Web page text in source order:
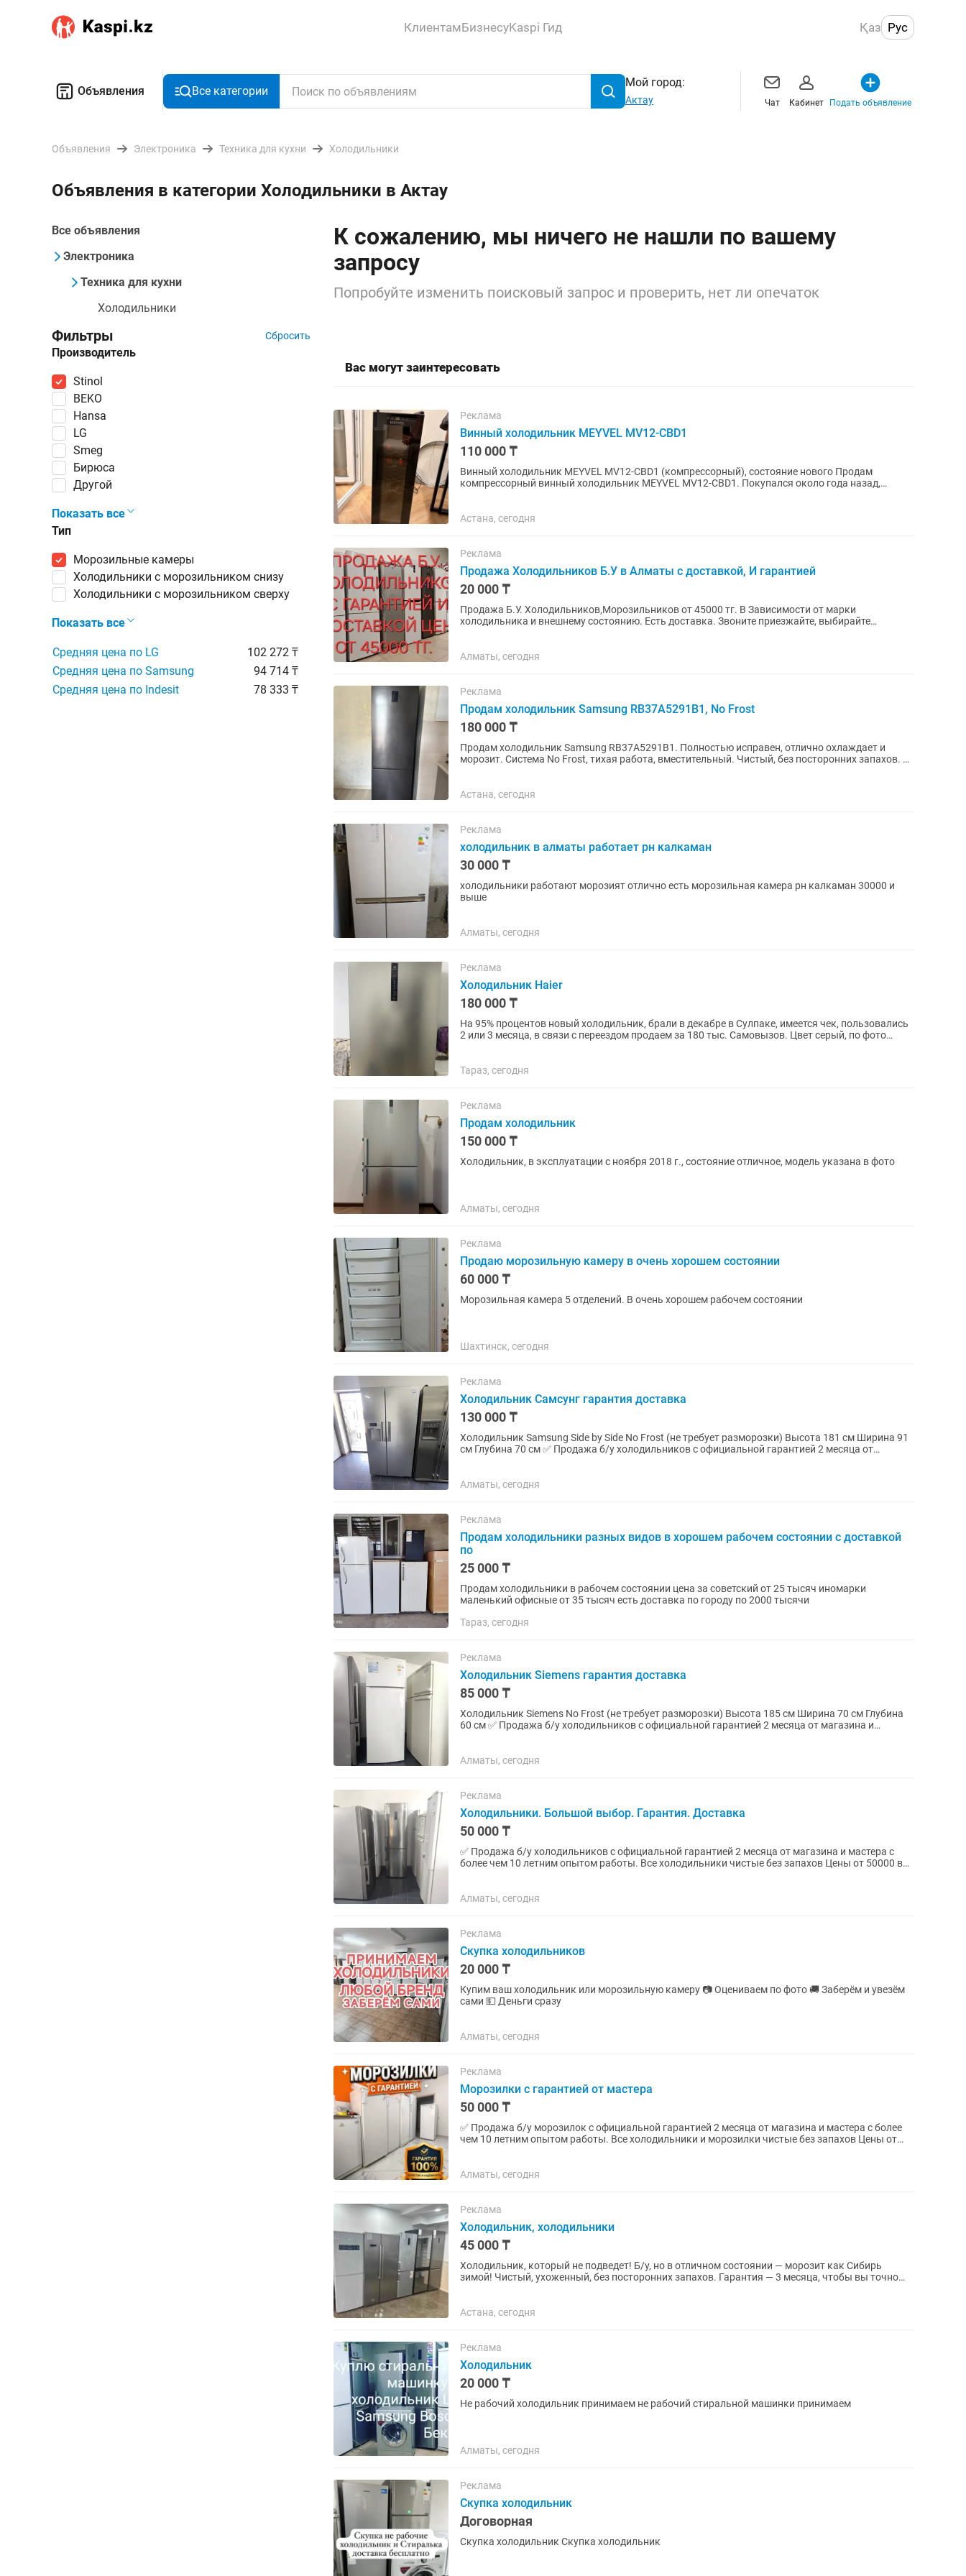
КлиентамБизнесуKaspi Гид Қаз Рус
Объявления Все категории
Мой город:
Актау Чат Кабинет Подать объявление
Объявления Электроника Техника для кухни Холодильники
Объявления в категории Холодильники в Актау
Все объявления
Электроника
Техника для кухни
Холодильники
Фильтры Сбросить
Производитель
Stinol
BEKO
Hansa
LG
Smeg
Бирюса
Другой
Показать все
Тип
морозильные камеры
холодильники с морозильником снизу
холодильники с морозильником сверху
Показать все
Средняя цена по LG
102 272 ₸
Средняя цена по Samsung
94 714 ₸
Средняя цена по Indesit
78 333 ₸
К сожалению, мы ничего не нашли по вашему
запросу
Попробуйте изменить поисковый запрос и проверить, нет ли опечаток
Вас могут заинтересовать
Реклама
Винный холодильник MEYVEL MV12-CBD1
110 000 ₸
Винный холодильник MEYVEL MV12-CBD1 (компрессорный), состояние нового Продам
компрессорный винный холодильник MEYVEL MV12-CBD1. Покупался около года назад,
Астана, сегодня
Реклама
Продажа Холодильников Б.У в Алматы с доставкой, И гарантией
20 000 ₸
Продажа Б.У. Холодильников,Морозильников от 45000 тг. В Зависимости от марки
холодильника и внешнему состоянию. Есть доставка. Звоните приезжайте, выбирайте
Алматы, сегодня
Реклама
Продам холодильник Samsung RB37A5291B1, No Frost
180 000 ₸
Продам холодильник Samsung RB37A5291B1. Полностью исправен, отлично охлаждает и
морозит. Система No Frost, тихая работа, вместительный. Чистый, без посторонних запахов. В
Астана, сегодня
Реклама
холодильник в алматы работает рн калкаман
30 000 ₸
холодильники работают морозият отлично есть морозильная камера рн калкаман 30000 и
выше
Алматы, сегодня
Реклама
Холодильник Haier
180 000 ₸
На 95% процентов новый холодильник, брали в декабре в Сулпаке, имеется чек, пользовались
2 или 3 месяца, в связи с переездом продаем за 180 тыс. Самовызов. Цвет серый, по фото
Тараз, сегодня
Реклама
Продам холодильник
150 000 ₸
Холодильник, в эксплуатации с ноября 2018 г., состояние отличное, модель указана в фото
Алматы, сегодня
Реклама
Продаю морозильную камеру в очень хорошем состоянии
60 000 ₸
Морозильная камера 5 отделений. В очень хорошем рабочем состоянии
Шахтинск, сегодня
Реклама
Холодильник Самсунг гарантия доставка
130 000 ₸
Холодильник Samsung Side by Side No Frost (не требует разморозки) Высота 181 см Ширина 91
см Глубина 70 см ✅ Продажа б/у холодильников с официальной гарантией 2 месяца от
Алматы, сегодня
Реклама
Продам холодильники разных видов в хорошем рабочем состоянии с доставкой
по
25 000 ₸
Продам холодильники в рабочем состоянии цена за советский от 25 тысяч иномарки
маленький офисные от 35 тысяч есть доставка по городу по 2000 тысячи
Тараз, сегодня
Реклама
Холодильник Siemens гарантия доставка
85 000 ₸
Холодильник Siemens No Frost (не требует разморозки) Высота 185 см Ширина 70 см Глубина
60 см ✅ Продажа б/у холодильников с официальной гарантией 2 месяца от магазина и
Алматы, сегодня
Реклама
Холодильники. Большой выбор. Гарантия. Доставка
50 000 ₸
✅ Продажа б/у холодильников с официальной гарантией 2 месяца от магазина и мастера с
более чем 10 летним опытом работы. Все холодильники чистые без запахов Цены от 50000 в
Алматы, сегодня
Реклама
Скупка холодильников
20 000 ₸
Купим ваш холодильник или морозильную камеру 📷 Оцениваем по фото 🚚 Заберём и увезём
сами 💵 Деньги сразу
Алматы, сегодня
Реклама
Морозилки с гарантией от мастера
50 000 ₸
✅ Продажа б/у морозилок с официальной гарантией 2 месяца от магазина и мастера с более
чем 10 летним опытом работы. Все холодильники и морозилки чистые без запахов Цены от
Алматы, сегодня
Реклама
Холодильник, холодильники
45 000 ₸
Холодильник, который не подведет! Б/у, но в отличном состоянии — морозит как Сибирь
зимой! Чистый, ухоженный, без посторонних запахов. Гарантия — 3 месяца, чтобы вы точно
Астана, сегодня
Реклама
Холодильник
20 000 ₸
Не рабочий холодильник принимаем не рабочий стиральной машинки принимаем
Алматы, сегодня
Реклама
Скупка холодильник
Договорная
Скупка холодильник Скупка холодильник